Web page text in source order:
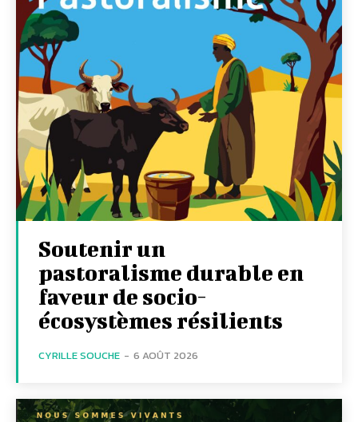
Soutenir un
pastoralisme durable en
faveur de socio-
écosystèmes résilients
CYRILLE SOUCHE - 6 AOÛT 2026